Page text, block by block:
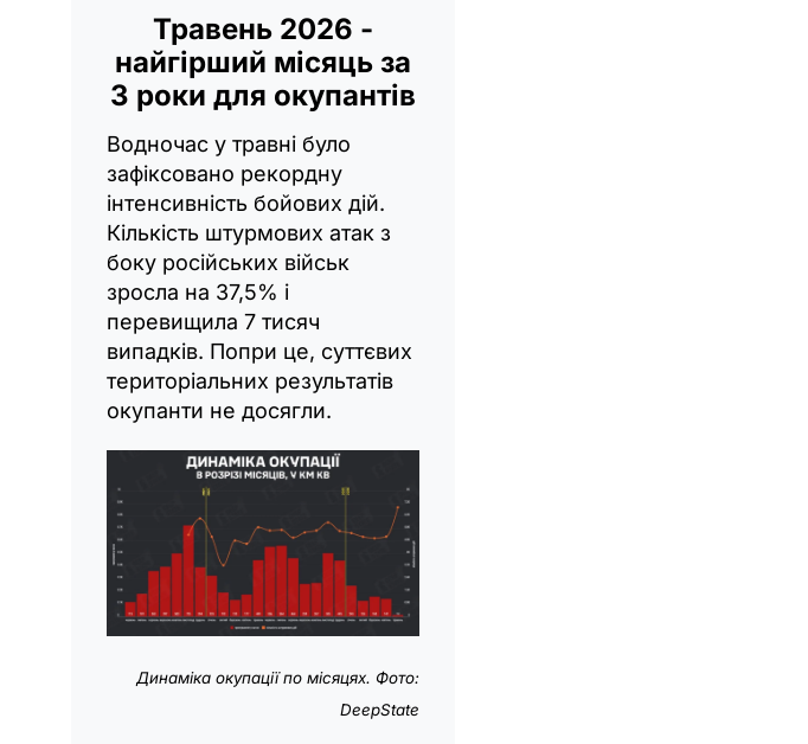
Травень 2026 -
найгірший місяць за
3 роки для окупантів
Водночас у травні було
зафіксовано рекордну
інтенсивність бойових дій.
Кількість штурмових атак з
боку російських військ
зросла на 37,5% і
перевищила 7 тисяч
випадків. Попри це, суттєвих
територіальних результатів
окупанти не досягли.
Динаміка окупації по місяцях. Фото:
DeepState